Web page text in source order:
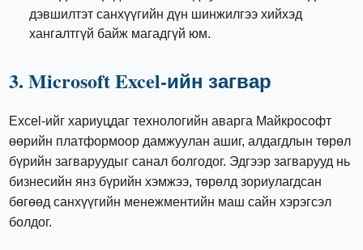
дэвшилтэт санхүүгийн дүн шинжилгээ хийхэд
хангалтгүй байж магадгүй юм.
3. Microsoft Excel-ийн загвар
Excel-ийг хариуцдаг технологийн аварга Майкрософт
өөрийн платформоор дамжуулан ашиг, алдагдлын төрөл
бүрийн загваруудыг санал болгодог. Эдгээр загварууд нь
бизнесийн янз бүрийн хэмжээ, төрөлд зориулагдсан
бөгөөд санхүүгийн менежментийн маш сайн хэрэгсэл
болдог.